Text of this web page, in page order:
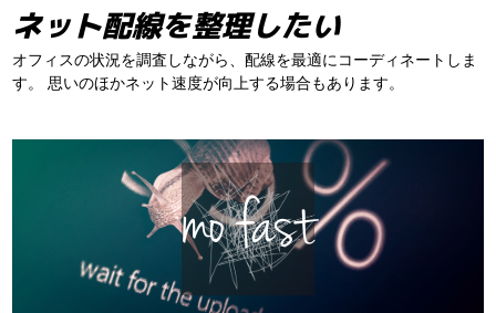
ネット配線を整理したい
オフィスの状況を調査しながら、配線を最適にコーディネートしま
す。
思いのほかネット速度が向上する場合もあります。